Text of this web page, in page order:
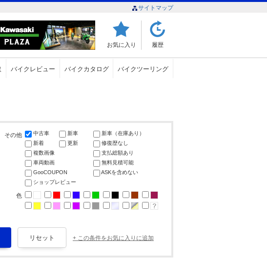
サイトマップ
お気に入り 履歴
バイクレビュー バイクカタログ バイクツーリング
その他 中古車 新車
新車（在庫あり）
新着
更新
修復歴なし
複数画像
支払総額あり
車両動画
無料見積可能
GooCOUPON
ASKを含めない
ショップレビュー
色
+ この条件をお気に入りに追加